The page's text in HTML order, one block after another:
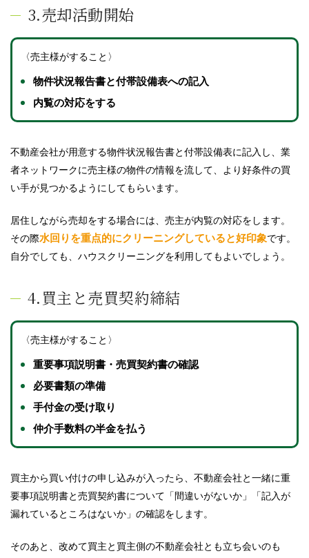
3.売却活動開始
〈売主様がすること〉
物件状況報告書と付帯設備表への記入
内覧の対応をする
不動産会社が用意する物件状況報告書と付帯設備表に記入し、業
者ネットワークに売主様の物件の情報を流して、より好条件の買
い手が見つかるようにしてもらいます。
居住しながら売却をする場合には、売主が内覧の対応をします。
その際水回りを重点的にクリーニングしていると好印象です。
自分でしても、ハウスクリーニングを利用してもよいでしょう。
4.買主と売買契約締結
〈売主様がすること〉
重要事項説明書・売買契約書の確認
必要書類の準備
手付金の受け取り
仲介手数料の半金を払う
買主から買い付けの申し込みが入ったら、不動産会社と一緒に重
要事項説明書と売買契約書について「間違いがないか」「記入が
漏れているところはないか」の確認をします。
そのあと、改めて買主と買主側の不動産会社とも立ち会いのも